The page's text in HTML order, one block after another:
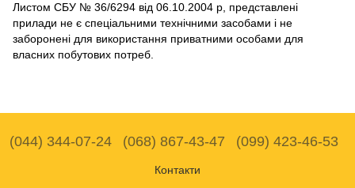
Листом СБУ № 36/6294 від 06.10.2004 р, представлені
прилади не є спеціальними технічними засобами і не
заборонені для використання приватними особами для
власних побутових потреб.
(044) 344-07-24 (068) 867-43-47 (099) 423-46-53
Контакти